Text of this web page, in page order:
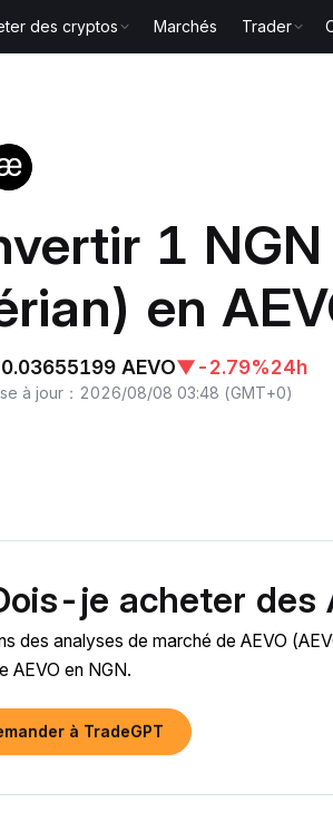
des cryptos Marchés Trader
1
en
AEVO▼-2.79%24h
à jour ： 2026/08/08 03:48 (GMT+0)
je acheter des
des analyses de marché de AEVO
AEVO en NGN.
à TradeGPT